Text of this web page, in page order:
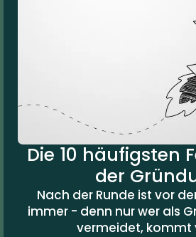
Die 10 häufigsten
der
Nach der Runde ist vor
immer - denn nur wer als
vermeidet, kommt